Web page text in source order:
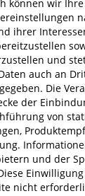
HOLZ-LEUTE
Mehrwertsteuer
können wir
ihrer
und
auch an
Die
der
von
und der
nicht